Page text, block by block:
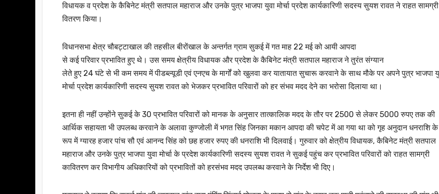
विधायक व प्रदेश के कैबिनेट मंत्री सतपाल महाराज और उनके पुत्र भाजपा युवा मोर्चा प्रदेश कार्यकारिणी सदस्य सुयश रावत ने राहत
वितरण किया।
विधानसभा क्षेत्र चौबट्टाखाल की तहसील बीरोंखाल के अन्तर्गत ग्राम सुकई में गत माह 22 मई को आयी आपदा
से कई परिवार प्रभावित हुए थे। उस समय क्षेत्रीय विधायक और प्रदेश के कैबिनेट मंत्री सतपाल महाराज ने तुरंत संग्यान
लेते हुए 24 घंटे से भी कम समय में पीडब्ल्यूडी एवं एनएच के मार्गों को खुलवा कर यातायात सुचारू करवाने के साथ मौके पर अपने पुत्र भाजपा
मोर्चा प्रदेश कार्यकारिणी सदस्य सुयश रावत को भेजकर प्रभावित परिवारों को हर संभव मदद देने का भरोसा दिलाया था।
इतना ही नहीं उन्होंने सुकई के 30 प्रभावित परिवारों को मानक के अनुसार तात्कालिक मदद के तौर पर 2500 से लेकर 5000 रुपए तक की
आर्थिक सहायता भी उपलब्ध करवाने के अलावा कुण्जोली में भगत सिंह जिनका मकान आपदा की चपेट में आ गया था को गृह अनुदान धनराशि के
रूप में ग्यारह हजार पांच सौ एवं आनन्द सिंह को छह हजार रुपए की धनराशि भी दिलवाई। गुरुवार को क्षेत्रीय विधायक, कैबिनेट मंत्री सतपाल
महाराज और उनके पुत्र भाजपा युवा मोर्चा के प्रदेश कार्यकारिणी सदस्य सुयश रावत ने सुकई पहुंच कर प्रभावित परिवारों को राहत सामग्री
कावितरण कर विभागीय अधिकारियों को प्रभावितों को हरसंभव मदद उपलब्ध करवाने के निर्देश भी दिए।